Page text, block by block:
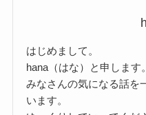
はじめまして。
hana（はな）と申します。
みなさんの気になる話を
います。